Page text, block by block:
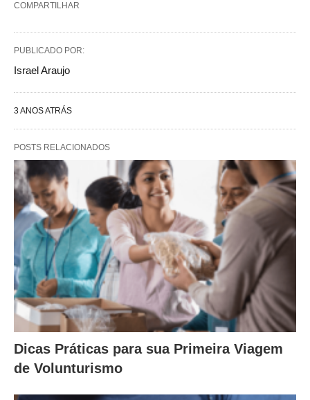
COMPARTILHAR
PUBLICADO POR:
Israel Araujo
3 ANOS ATRÁS
POSTS RELACIONADOS
Dicas Práticas para sua Primeira Viagem
de Volunturismo